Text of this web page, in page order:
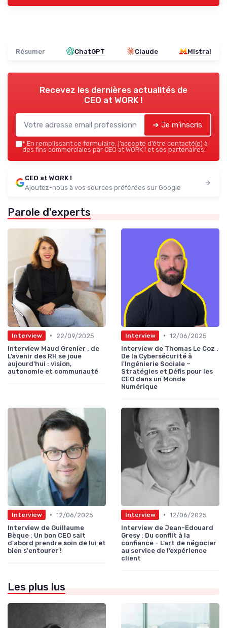
Résumer ChatGPT Claude Mistral
Recevez les dernières actualités de
CEO at WORK !
➔ Je m'inscris
* En remplissant ce formulaire, j’accepte d’être contacté(e) à
des fins commerciales par CEO at WORK ! et ses partenaires.
CEO at WORK !
Ajoutez-nous à vos sources préférées sur Google
Parole d'experts
Interview •
22/09/2025
Interview Maud Grenier : de
L’avenir des RH se joue
aujourd'hui : vision,
autonomie et communauté
Interview • 12/06/2025
Interview de Thomas Le Coz :
De la Cybersécurité à
l'Ingénierie Sociale –
Stratégies et Défis pour les
CEO dans un Monde
Numérique
Interview • 12/06/2025
Interview de Guillaume
Bèque : Un bon CEO sait
d'abord prendre soin de lui et
bien s'entourer !
Interview • 12/06/2025
Interview de Jean-Edouard
Gresy : Du conflit à la
confiance - L’art de négocier
au service de l’expérience
client
Les plus lus